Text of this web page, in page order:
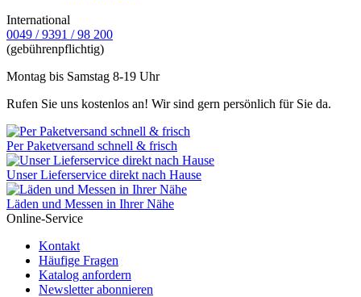
International
0049 / 9391 / 98 200
(gebührenpflichtig)
Montag bis Samstag 8-19 Uhr
Rufen Sie uns kostenlos an! Wir sind gern persönlich für Sie da.
Per Paketversand schnell & frisch
Unser Lieferservice direkt nach Hause
Läden und Messen in Ihrer Nähe
Online-Service
Kontakt
Häufige Fragen
Katalog anfordern
Newsletter abonnieren